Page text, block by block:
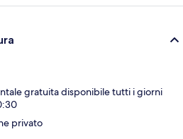
gratuita disponibile tutti i giorni
privato